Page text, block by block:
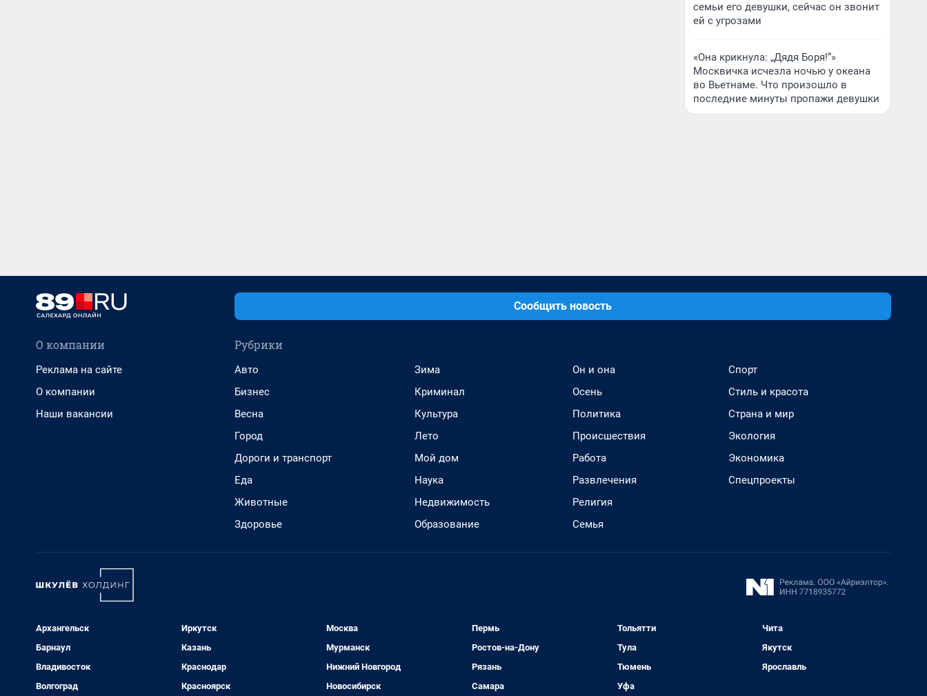
семьи его девушки, сейчас он звонит
ей с угрозами
«Она крикнула: „Дядя Боря!“»
Москвичка исчезла ночью у океана
во Вьетнаме. Что произошло в
последние минуты пропажи девушки
Сообщить новость
О компании
Реклама на сайте
О компании
Наши вакансии
Рубрики
Авто
Бизнес
Весна
Город
Дороги и транспорт
Еда
Животные
Здоровье
Зима
Криминал
Культура
Лето
Мой дом
Наука
Недвижимость
Образование
Он и она
Осень
Политика
Происшествия
Работа
Развлечения
Религия
Семья
Спорт
Стиль и красота
Страна и мир
Экология
Экономика
Спецпроекты
Архангельск
Барнаул
Владивосток
Волгоград
Иркутск
Казань
Краснодар
Красноярск
Москва
Мурманск
Нижний Новгород
Новосибирск
Пермь
Ростов-на-Дону
Рязань
Самара
Тольятти
Тула
Тюмень
Уфа
Чита
Якутск
Ярославль